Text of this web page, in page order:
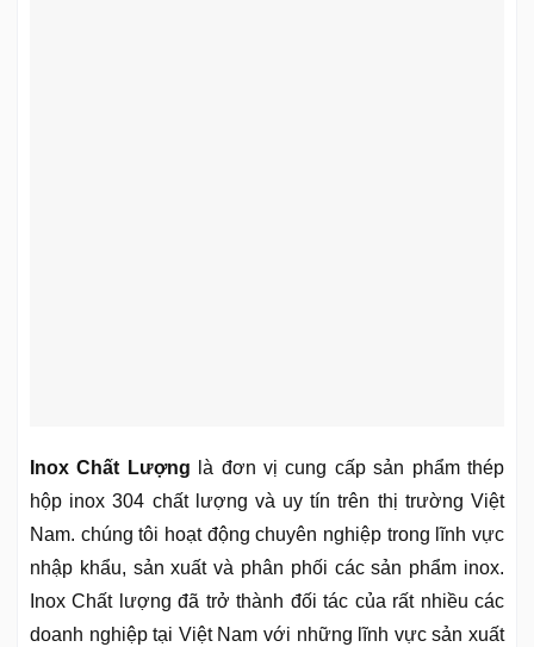
Inox Chất Lượng là đơn vị cung cấp sản phẩm thép
hộp inox 304 chất lượng và uy tín trên thị trường Việt
Nam. chúng tôi hoạt động chuyên nghiệp trong lĩnh vực
nhập khẩu, sản xuất và phân phối các sản phẩm inox.
Inox Chất lượng đã trở thành đối tác của rất nhiều các
doanh nghiệp tại Việt Nam với những lĩnh vực sản xuất